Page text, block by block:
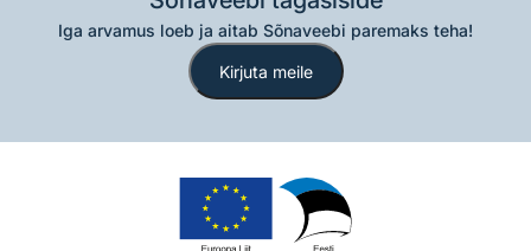
Iga arvamus loeb ja aitab Sõnaveebi paremaks teha!
Kirjuta meile